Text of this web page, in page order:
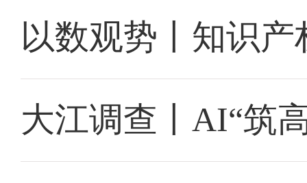
以数观势丨知识
大江调查丨AI“筑